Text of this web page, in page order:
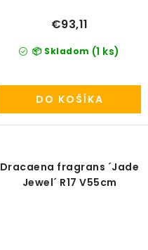
📦 Skladom (1 ks)
€93,11
DO KOŠÍKA
Dracaena fragrans ´Jade
Jewel´ R17 V55cm